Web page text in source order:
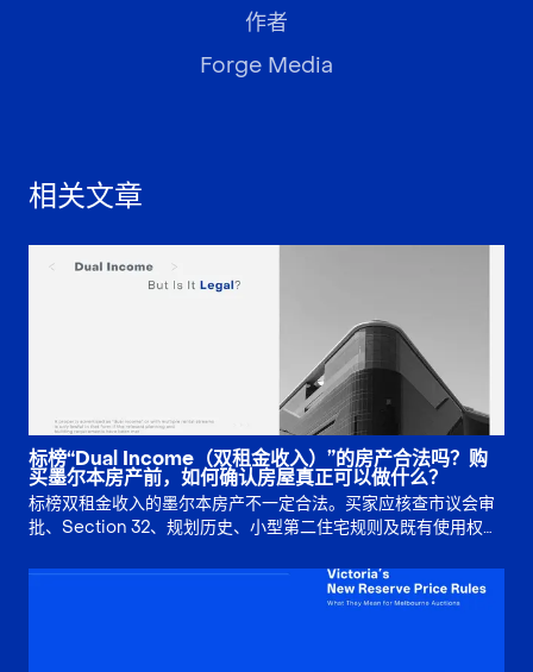
作者
Forge Media
相关文章
标榜“Dual Income（双租金收入）”的房产合法吗？购
买墨尔本房产前，如何确认房屋真正可以做什么？
标榜双租金收入的墨尔本房产不一定合法。买家应核查市议会审
批、Section 32、规划历史、小型第二住宅规则及既有使用权，